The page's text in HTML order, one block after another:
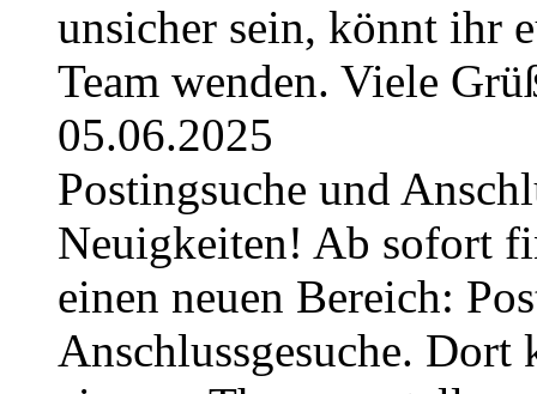
unsicher sein, könnt ihr
Team wenden. Viele
05.06.2025
Postingsuche und
Neuigkeiten! Ab sofort
einen neuen Bereich:
Anschlussgesuche.